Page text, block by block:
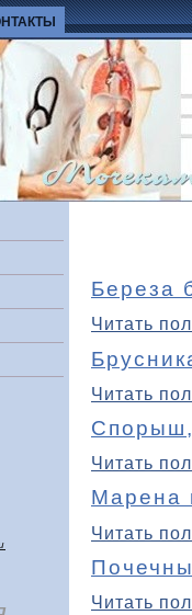
Береза
Читать
Читать
Спорыш,
Читать
Марена
Читать
Читать